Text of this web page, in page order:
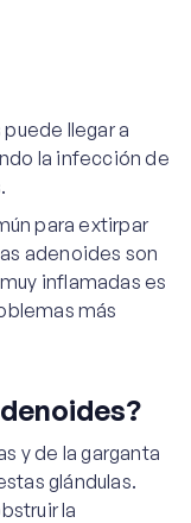
llegar a
la infección de
para extirpar
adenoides son
inflamadas es
más
y de la garganta
glándulas.
la